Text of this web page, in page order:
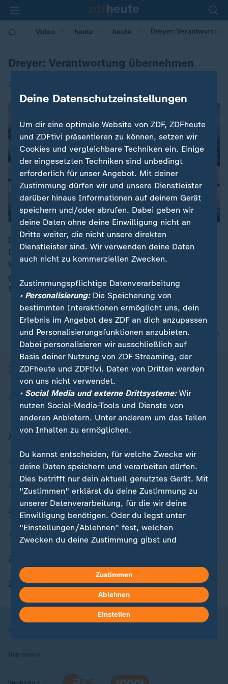
Video heute heute Dreyer: Verantwortung
Dreyer: Verantwortung übernehmen
24.09.2017 | 19:52
00:05
Die rheinland-pfälzische Ministerpräsidentin Malu
Dreyer sagte, die SPD müsse in der Opposition
Verantwortung übernehmen. Die Partei sei mit einem
geschlossenen Programm und einem "super
Spitzenkandidaten" in den Wahlkampf gegangen.
nach oben
Zuletzt veröffentlicht
Aktuelle Sendungs-Videos
ZDFheute Stories
Themen im Überblick
ZDFheute Apps
Nutzungsbedingungen
Impressum
Wechseln zu:
Deine Datenschutzeinstellungen
Um dir eine optimale Website von ZDF, ZDFheute
und ZDFtivi präsentieren zu können, setzen wir
Cookies und vergleichbare Techniken ein. Einige
der eingesetzten Techniken sind unbedingt
erforderlich für unser Angebot. Mit deiner
Zustimmung dürfen wir und unsere Dienstleister
darüber hinaus Informationen auf deinem Gerät
speichern und/oder abrufen. Dabei geben wir
deine Daten ohne deine Einwilligung nicht an
Dritte weiter, die nicht unsere direkten
Dienstleister sind. Wir verwenden deine Daten
auch nicht zu kommerziellen Zwecken.
Zustimmungspflichtige Datenverarbeitung
• Personalisierung:Die Speicherung von
bestimmten Interaktionen ermöglicht uns, dein
Erlebnis im Angebot des ZDF an dich anzupassen
und Personalisierungsfunktionen anzubieten.
Dabei personalisieren wir ausschließlich auf
Basis deiner Nutzung von ZDF Streaming, der
ZDFheute und ZDFtivi. Daten von Dritten werden
von uns nicht verwendet.
• Social Media und externe Drittsysteme:Wir
nutzen Social-Media-Tools und Dienste von
anderen Anbietern. Unter anderem um das Teilen
von Inhalten zu ermöglichen.
Du kannst entscheiden, für welche Zwecke wir
deine Daten speichern und verarbeiten dürfen.
Dies betrifft nur dein aktuell genutztes Gerät. Mit
"Zustimmen" erklärst du deine Zustimmung zu
unserer Datenverarbeitung, für die wir deine
Einwilligung benötigen. Oder du legst unter
"Einstellungen/Ablehnen" fest, welchen
Zwecken du deine Zustimmung gibst und
in deinen Einstellungen widerrufen oder ändern.
Hier findest du das Impressum.
Weitere Informationen findest du in unserer
Datenschutzerklärung.
Zustimmen
Ablehnen
Einstellen